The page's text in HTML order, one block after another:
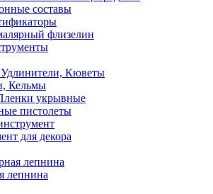
составы
флизелин
Кюветы
Кельмы
укрывные
пистолеты
для декора
лепнина
лепнина